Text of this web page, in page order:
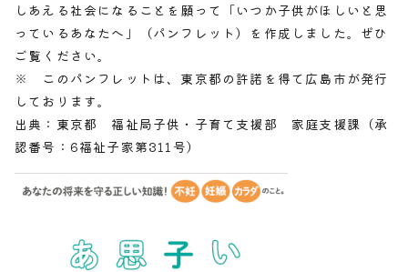
しあえる社会になることを願って「いつか子供がほしいと思
っているあなたへ」（パンフレット）を作成しました。ぜひ
ご覧ください。
※ このパンフレットは、東京都の許諾を得て広島市が発行
しております。
出典：東京都 福祉局子供・子育て支援部 家庭支援課（承
認番号：6福祉子家第311号）